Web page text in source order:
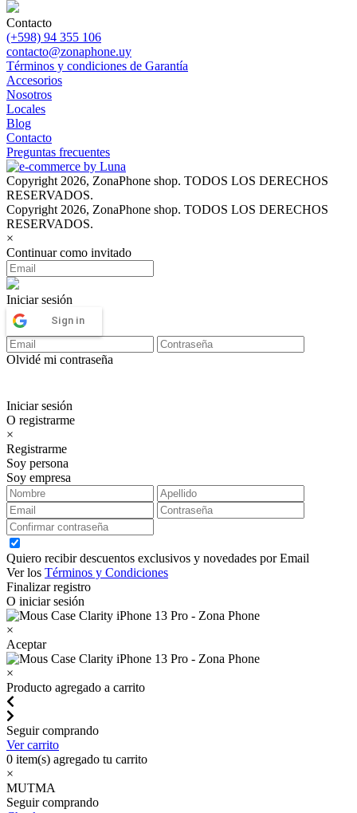
Contacto
(+598) 94 355 106
contacto@zonaphone.uy
Términos y condiciones de Garantía
Accesorios
Nosotros
Locales
Blog
Contacto
Preguntas frecuentes
Copyright 2026, ZonaPhone shop. TODOS LOS DERECHOS
RESERVADOS.
Copyright 2026, ZonaPhone shop. TODOS LOS DERECHOS
RESERVADOS.
×
Continuar como invitado
Iniciar sesión
Sign in
Olvidé mi contraseña
Iniciar sesión
O registrarme
×
Registrarme
Soy persona
Soy empresa
Quiero recibir descuentos exclusivos y novedades por Email
Ver los Términos y Condiciones
Finalizar registro
O iniciar sesión
×
Aceptar
×
Producto agregado a carrito
Seguir comprando
Ver carrito
0 item(s) agregado tu carrito
×
MUTMA
Seguir comprando